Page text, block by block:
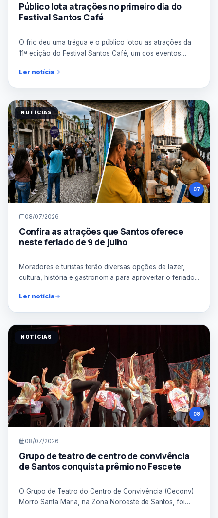
Público lota atrações no primeiro dia do
Festival Santos Café
O frio deu uma trégua e o público lotou as atrações da
11ª edição do Festival Santos Café, um dos eventos
Ler notícia
NOTÍCIAS
07
08/07/2026
Confira as atrações que Santos oferece
neste feriado de 9 de julho
Moradores e turistas terão diversas opções de lazer,
cultura, história e gastronomia para aproveitar o feriado...
Ler notícia
NOTÍCIAS
08
08/07/2026
Grupo de teatro de centro de convivência
de Santos conquista prêmio no Fescete
O Grupo de Teatro do Centro de Convivência (Ceconv)
Morro Santa Maria, na Zona Noroeste de Santos, foi